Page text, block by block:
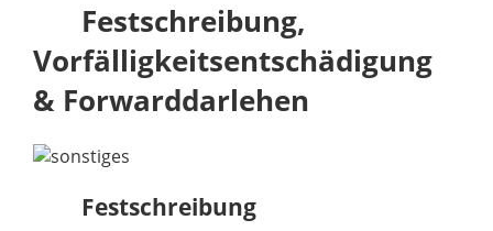
Festschreibung,
Vorfälligkeitsentschädigung
& Forwarddarlehen
Festschreibung